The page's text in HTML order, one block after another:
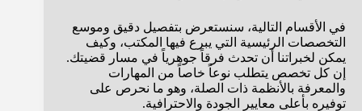
في الأقسام التالية، سنستعرض بتفصيل دقيق وموسع
التخصصات الرئيسية التي يبرع فيها المكتب، وكيف
يمكن لخبراتنا أن تحدث فرقاً جوهرياً في مسار قضيتك.
إن كل تخصص يتطلب نوعاً خاصاً من المهارات
والمعرفة بالأنظمة ذات الصلة، وهو ما نحرص على
توفيره بأعلى معايير الجودة والاحترافية.